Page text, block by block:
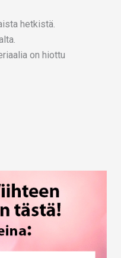
hetkistä.
on hiottu